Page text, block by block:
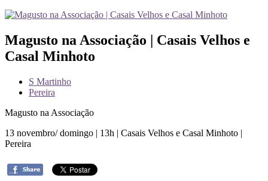
Magusto na Associação | Casais Velhos e
Casal Minhoto
S Martinho
Pereira
Magusto na Associação
13 novembro/ domingo | 13h | Casais Velhos e Casal Minhoto |
Pereira